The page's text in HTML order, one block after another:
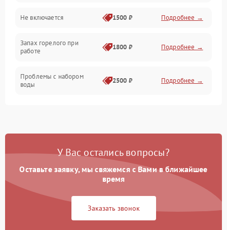
Не включается 1500 ₽ Подробнее →
Запах горелого при
работе
1800 ₽ Подробнее →
Проблемы с набором
воды
2500 ₽ Подробнее →
Замена платы управления 2200 ₽ Подробнее →
У Вас остались вопросы?
Оставьте заявку, мы свяжемся с Вами в ближайшее
время
Заказать звонок